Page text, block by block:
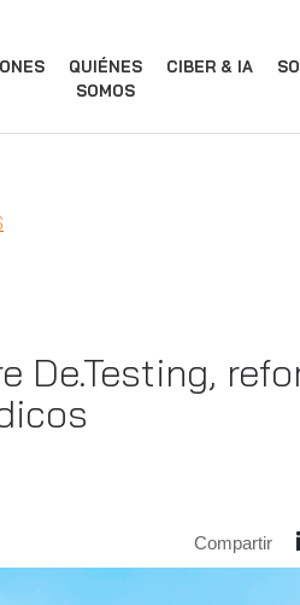
QUIÉNES
SOMOS
CIBER & IA
De.Testing,
Compartir